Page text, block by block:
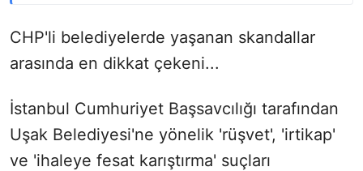
CHP'li belediyelerde yaşanan skandallar
arasında en dikkat çekeni...
İstanbul Cumhuriyet Başsavcılığı tarafından
Uşak Belediyesi'ne yönelik 'rüşvet', 'irtikap'
ve 'ihaleye fesat karıştırma' suçları